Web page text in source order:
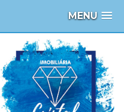
MENU